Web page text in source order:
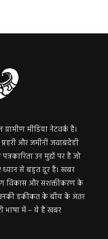
मीडिया नेटवर्क है।
और जमीनी जवाबदेही
उन मुद्दों पर है जो
ध्यान से बहुत दूर हैं। खबर
विकास और सशक्तीकरण के
हकीकत के बीच के अंतर
भाषा में – ये है खबर